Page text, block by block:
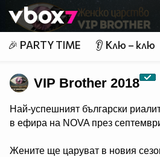
👾
🎉 PARTY TIME 👂 Клю – клю
VIP Brother 2018
Най-успешният български
в ефира на NOVA през
Жените ще царуват в новия